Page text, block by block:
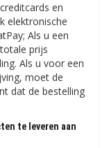
en
elektronische
Als u een
prijs
Als u voor een
moet de
dat de bestelling
te leveren aan